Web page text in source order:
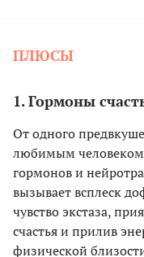
ПЛЮСЫ
1. Гормоны
От одного
любимым человеком
гормонов и
вызывает всплеск
чувство экстаза,
счастья и прилив
физической